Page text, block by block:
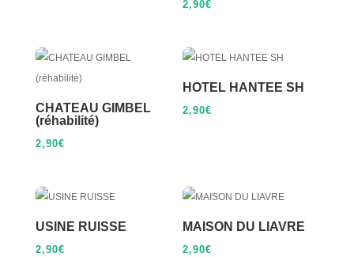
2,90€
CHATEAU GIMBEL
(réhabilité)
2,90€
HOTEL HANTEE SH
2,90€
USINE RUISSE
2,90€
MAISON DU LIAVRE
2,90€